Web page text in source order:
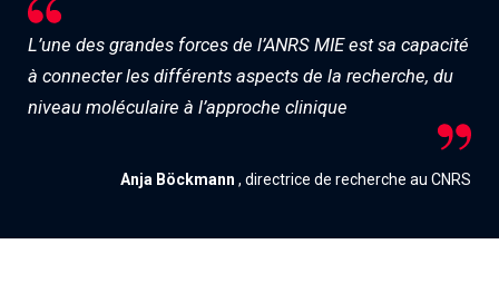
L’une des grandes forces de l’ANRS MIE est sa capacité
à connecter les différents aspects de la recherche, du
niveau moléculaire à l’approche clinique
Anja Böckmann , directrice de recherche au CNRS